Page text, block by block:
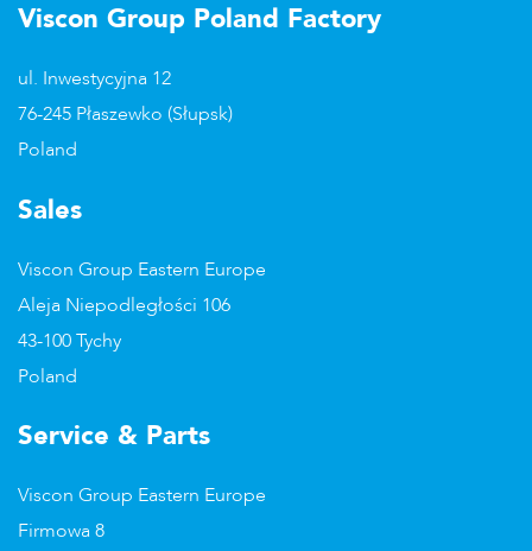
Viscon Group Poland Factory
ul. Inwestycyjna 12
76-245 Płaszewko (Słupsk)
Poland
Sales
Viscon Group Eastern Europe
Aleja Niepodległości 106
43-100 Tychy
Poland
Service & Parts
Viscon Group Eastern Europe
Firmowa 8